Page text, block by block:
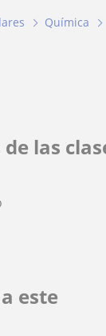
Química
las
este